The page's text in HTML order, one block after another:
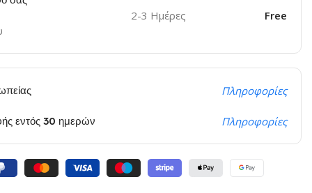
2-3 Ημέρες Free
Πληροφορίες
εντός 30 ημερών Πληροφορίες